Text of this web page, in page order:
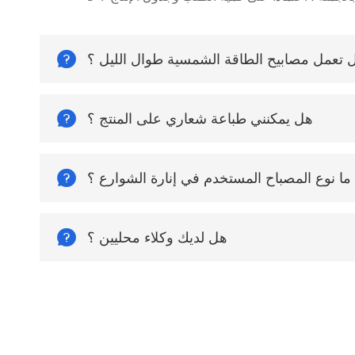
 تعمل مصابيح الطاقة الشمسية طوال الليل ؟
 هل يمكنني طباعة شعاري على المنتج ؟
 ما نوع المصباح المستخدم في إنارة الشوارع ؟
 هل لديك وكلاء محليين ؟